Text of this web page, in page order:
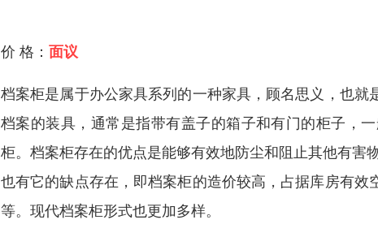
价 格： 面议
档案柜是属于办公家具系列的一种家具，顾名思义，也
档案的装具，通常是指带有盖子的箱子和有门的柜子，
柜。档案柜存在的优点是能够有效地防尘和阻止其他有
也有它的缺点存在，即档案柜的造价较高，占据库房有
等。现代档案柜形式也更加多样。